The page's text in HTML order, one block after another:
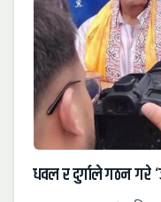
धवल र दुर्गाले गठन गरे